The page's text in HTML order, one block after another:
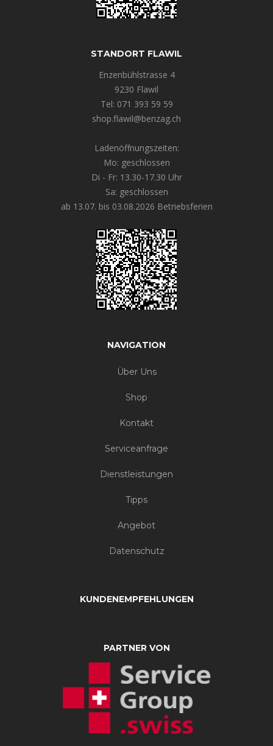
STANDORT FLAWIL
Enzenbühlstrasse 4
9230 Flawil
Tel: 071 393 59 59
shop.flawil@benzag.ch
Ladenöffnungszeiten:
Mo: geschlossen
Di - Fr: 13.30-17.30 Uhr
Sa: geschlossen
ab 13.07. bis 03.08.2026 Betriebsferien
NAVIGATION
Über Uns
Shop
Kontakt
Serviceanfrage
Dienstleistungen
Tipps
Angebot
Datenschutz
KUNDENEMPFEHLUNGEN
PARTNER VON